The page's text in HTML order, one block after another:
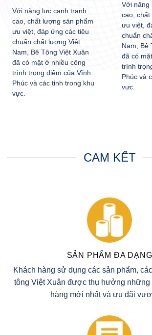
Với năng lực cạnh tranh
cao, chất lượng sản phẩm
ưu việt, đáp ứng các tiêu
chuẩn chất lượng Việt
Nam, Bê Tông Việt Xuân
đã có mặt ở nhiều công
trình trọng điểm của Vĩnh
Phúc và các tỉnh trong khu
vực.
Với năng
cao, chất
ưu việt,
chuẩn
Nam, Bê
đã có
trình
Phúc và
vực.
CAM KẾT
SẢN PHẨM ĐA DẠNG
Khách hàng sử dụng các sản phẩm,
tông Việt Xuân được thụ hưởng những
hàng mới nhất và ưu đãi